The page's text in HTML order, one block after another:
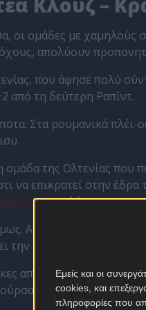
Εμείς και οι
cookies, και
πληροφορίες που
οι ομάδες με
απολύουν
που άφησε πολύ
από τη δεύτερη Ραπίντ.
Στα ρουμανικά
ομάδα της Ολτενίας που
να επικρατεί στην
των πλέι-οφ.
Αντί να διώξει τον
την ομάδα.
απέναντι σε
για δύο.